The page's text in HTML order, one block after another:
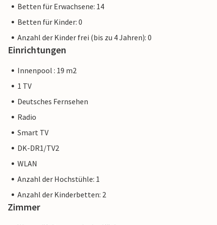
Betten für Erwachsene: 14
Betten für Kinder: 0
Anzahl der Kinder frei (bis zu 4 Jahren): 0
Einrichtungen
Innenpool : 19 m2
1 TV
Deutsches Fernsehen
Radio
Smart TV
DK-DR1/TV2
WLAN
Anzahl der Hochstühle: 1
Anzahl der Kinderbetten: 2
Zimmer